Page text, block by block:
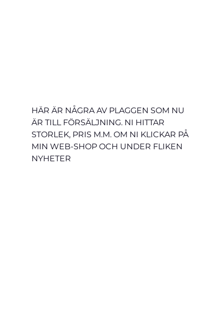
HÄR ÄR NÅGRA AV PLAGGEN SOM NU
ÄR TILL FÖRSÄLJNING. NI HITTAR
STORLEK, PRIS M.M. OM NI KLICKAR PÅ
MIN WEB-SHOP OCH UNDER FLIKEN
NYHETER